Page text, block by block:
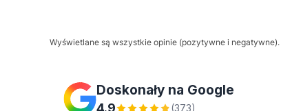
Wyświetlane są wszystkie opinie (pozytywne i